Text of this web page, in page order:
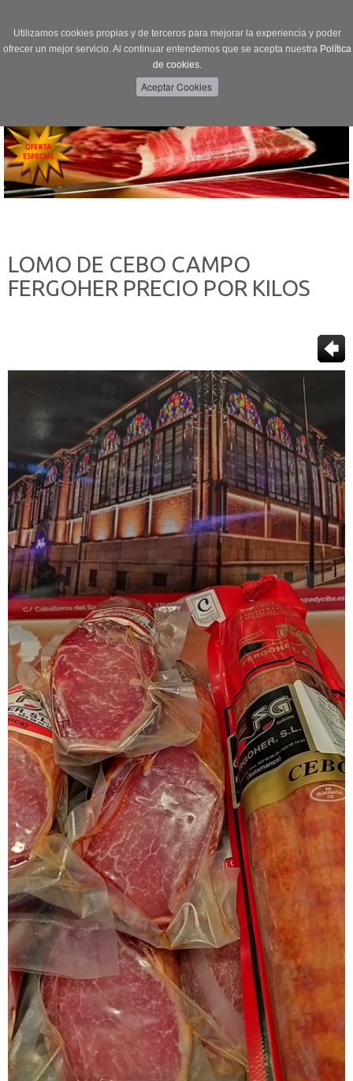
Utilizamos cookies propias y de terceros para mejorar la experiencia y poder
ofrecer un mejor servicio. Al continuar entendemos que se acepta nuestra Política
de cookies.
LOMO DE CEBO CAMPO
FERGOHER PRECIO POR KILOS